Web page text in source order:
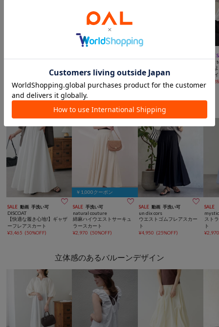
バー】バックタックセミシ
アーシャツ
5,940
￥1,000クーポン
クブラウス
¥
2,750 50%OFF
TIME
Chez
【程
トラ
シーズン感を楽しむスカート
SALE 動画 手洗い可 
DISCOAT
【快適な履き心地!】ギャザ
ーフレアスカート
¥3,465 (50%OFF)
￥1,000クーポン
SALE 手洗い可 
natural couture
綿麻ハイウエストサーキュ
ラースカート
¥2,970 (50%OFF)
SALE 動画 手洗い可 
un dix cors
ウエストゴムフレアスカー
ト
¥4,950 (25%OFF)
SALE
mystic
スト
ト
¥
立体感のあるバルーンデザイン